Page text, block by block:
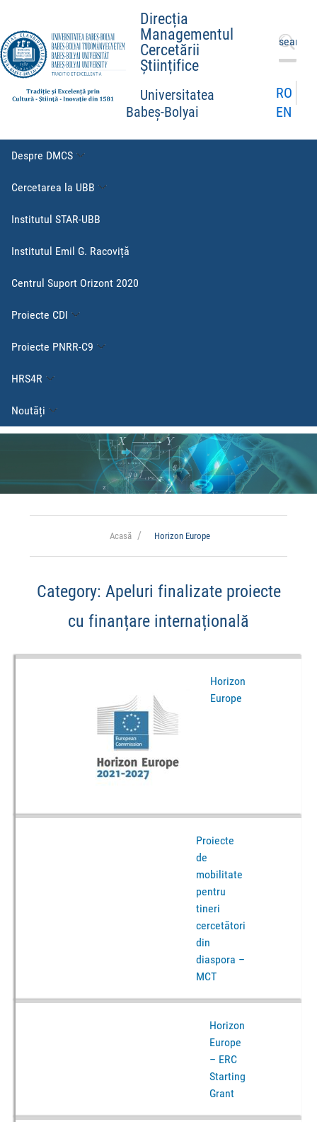
Direcția
Managementul
Cercetării
Științifice
Universitatea
Babeș-Bolyai
Caută
după:
RO
EN
Despre DMCS
Cercetarea la UBB
Institutul STAR-UBB
Institutul Emil G. Racoviță
Centrul Suport Orizont 2020
Proiecte CDI
Proiecte PNRR-C9
HRS4R
Noutăți
Acasă Horizon Europe
Category: Apeluri finalizate proiecte
cu finanțare internațională
Horizon
Europe
Proiecte
de
mobilitate
pentru
tineri
cercetători
din
diaspora –
MCT
Horizon
Europe
– ERC
Starting
Grant